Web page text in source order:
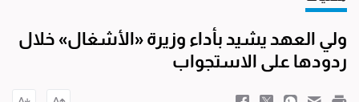
ولي العهد يشيد بأداء وزيرة «الأشغال» خلال
ردودها على الاستجواب